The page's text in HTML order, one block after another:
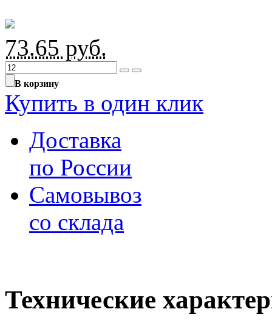
73.65 руб.
В корзину
Купить в один клик
Доставка
по России
Самовывоз
со склада
Технические